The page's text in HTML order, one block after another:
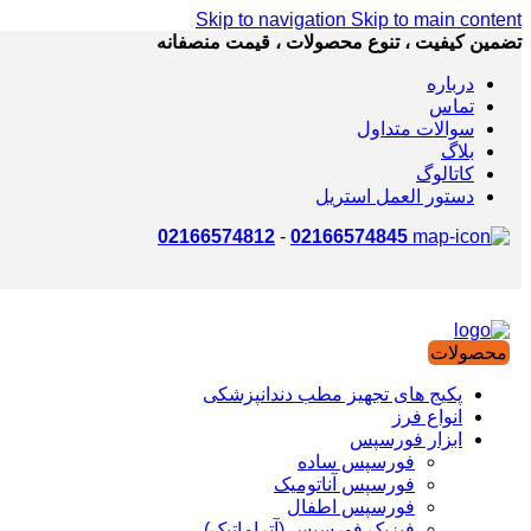
Skip to navigation Skip to main content
تضمین کیفیت ، تنوع محصولات ، قیمت منصفانه
درباره
تماس
سوالات متداول
بلاگ
کاتالوگ
دستور العمل استریل
02166574845
-
02166574812
محصولات
پکیج های تجهیز مطب دندانپزشکی
انواع فرز
ابزار فورسپس
فورسپس ساده
فورسپس آناتومیک
فورسپس اطفال